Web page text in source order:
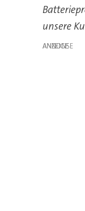
unsere
ANZEIGE